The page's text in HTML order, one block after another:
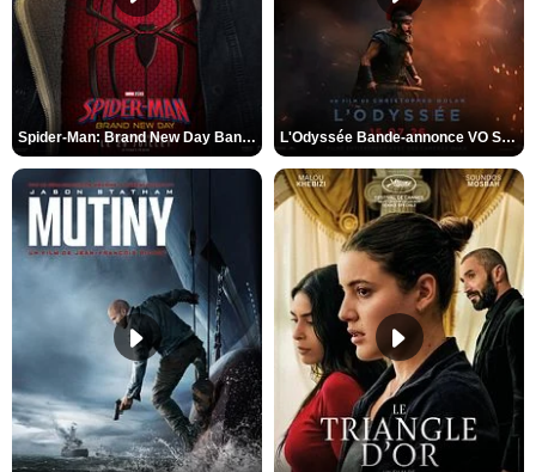
Spider-Man: Brand New Day Bande-annonce VO STFR L'Odyssée Bande-annonce VO STFR